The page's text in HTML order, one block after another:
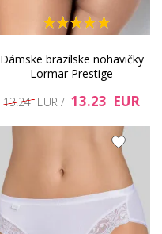
Dámske brazílske nohavičky
Lormar Prestige
13.24 EUR / 13.23 EUR